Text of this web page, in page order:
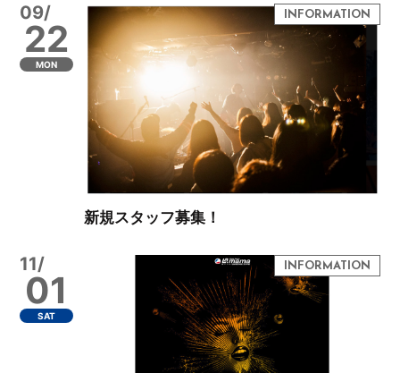
09/
22
MON
新規スタッフ募集！
11/
01
SAT